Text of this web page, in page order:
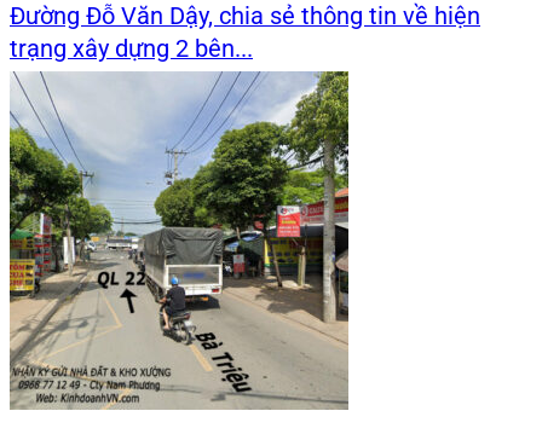
Đường Đỗ Văn Dậy, chia sẻ thông tin về hiện
trạng xây dựng 2 bên...